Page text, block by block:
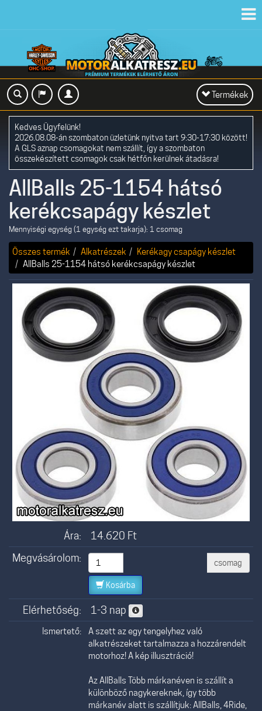
Toggle
navigation
Termékek
Kedves Ügyfelünk!
2026.08.08-án szombaton üzletünk nyitva tart 9:30-17:30 között!
A GLS aznap csomagokat nem szállít, így a szombaton
összekészített csomagok csak hétfőn kerülnek átadásra!
AllBalls 25-1154 hátsó
kerékcsapágy készlet
Mennyiségi egység (1 egység ezt takarja): 1 csomag
Összes termék Alkatrészek
Kerékagy csapágy készlet
AllBalls 25-1154 hátsó kerékcsapágy készlet
Ára: 14.620 Ft
Megvásárolom:
csomag
Kosárba
Elérhetőség: 1-3 nap
Ismertető:
A szett az egy tengelyhez való
alkatrészeket tartalmazza a hozzárendelt
motorhoz! A kép illusztráció!
Az AllBalls Több márkanéven is szállít a
különböző nagykereknek, így több
márkanév alatt is szállítjuk: AllBalls, 4Ride,